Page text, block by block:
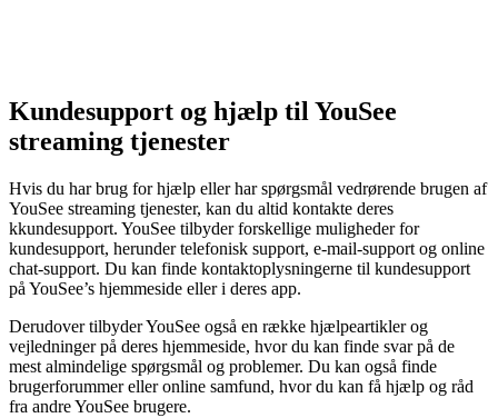
Kundesupport og hjælp til YouSee
streaming tjenester
Hvis du har brug for hjælp eller har spørgsmål vedrørende brugen af
YouSee streaming tjenester, kan du altid kontakte deres
kkundesupport. YouSee tilbyder forskellige muligheder for
kundesupport, herunder telefonisk support, e-mail-support og online
chat-support. Du kan finde kontaktoplysningerne til kundesupport
på YouSee’s hjemmeside eller i deres app.
Derudover tilbyder YouSee også en række hjælpeartikler og
vejledninger på deres hjemmeside, hvor du kan finde svar på de
mest almindelige spørgsmål og problemer. Du kan også finde
brugerforummer eller online samfund, hvor du kan få hjælp og råd
fra andre YouSee brugere.